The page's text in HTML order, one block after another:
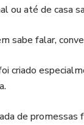
ou até de casa
sabe falar,
criado
de